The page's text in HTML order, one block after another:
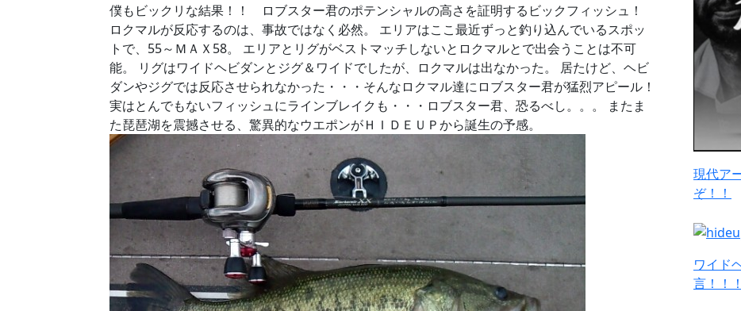
僕もビックリな結果！！ ロブスター君のポテンシャルの高さを証明するビックフィッシュ！
ロクマルが反応するのは、事故ではなく必然。 エリアはここ最近ずっと釣り込んでいるスポッ
トで、55～ＭＡＸ58。 エリアとリグがベストマッチしないとロクマルとで出会うことは不可
能。 リグはワイドヘビダンとジグ＆ワイドでしたが、ロクマルは出なかった。 居たけど、ヘビ
ダンやジグでは反応させられなかった・・・そんなロクマル達にロブスター君が猛烈アピール！
実はとんでもないフィッシュにラインブレイクも・・・ロブスター君、恐るべし。。。 またま
た琵琶湖を震撼させる、驚異的なウエポンがＨＩＤＥＵＰから誕生の予感。
現代ア
ぞ！！
ワイド
言！！